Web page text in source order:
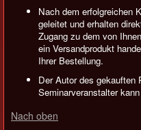
Nach dem erfolgreichen
geleitet und erhalten
Zugang zu dem von
ein Versandprodukt
Ihrer Bestellung.
Der Autor des gekauften
Seminarveranstalter
Nach oben